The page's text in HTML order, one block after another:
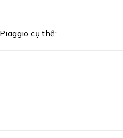
cụ thể: